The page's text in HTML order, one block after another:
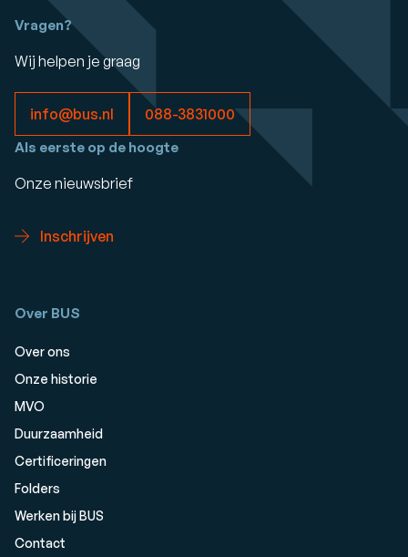
Vragen?
Wij helpen je graag
info@bus.nl 088-3831000
Als eerste op de hoogte
Onze nieuwsbrief
Inschrijven
Over BUS
Over ons
Onze historie
MVO
Duurzaamheid
Certificeringen
Folders
Werken bij BUS
Contact